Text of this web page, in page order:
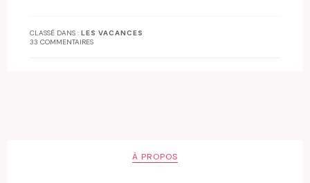
CLASSÉ DANS :LES VACANCES
33 COMMENTAIRES
À PROPOS